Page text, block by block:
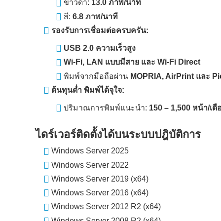
ขาวดำ: 13.0 ภาพ/นาที
สี: 6.8 ภาพ/นาที
รองรับการเชื่อมต่อครบครัน:
USB 2.0 ความเร็วสูง
Wi-Fi, LAN แบบมีสาย และ Wi-Fi Direct
พิมพ์จากมือถือผ่าน MOPRIA, AirPrint และ
ต้นทุนต่ำ พิมพ์ได้จุใจ:
ปริมาณการพิมพ์แนะนำ: 150 – 1,500 หน้า/เดื
ไดร์เวอร์ติดตั้งได้บนระบบปฎิบัติการ
Windows Server 2025
Windows Server 2022
Windows Server 2019 (x64)
Windows Server 2016 (x64)
Windows Server 2012 R2 (x64)